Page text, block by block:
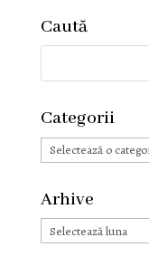
Caută
Categorii
Categorii
Arhive
Arhive